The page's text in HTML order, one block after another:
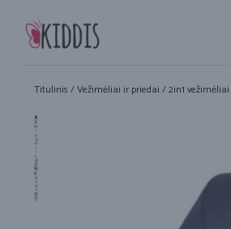
Titulinis /Vežimėliai ir priedai /2in1 vežimėliai